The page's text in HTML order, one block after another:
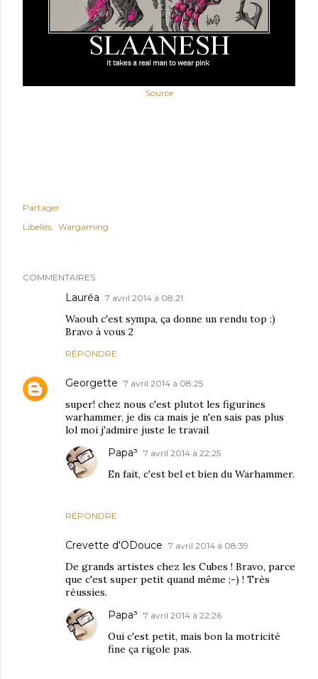
Source
Partager
Libellés : Wargaming
COMMENTAIRES
Lauréa 7 avril 2014 à 08:21
Waouh c'est sympa, ça donne un rendu top :)
Bravo à vous 2
RÉPONDRE
Georgette 7 avril 2014 à 08:25
super! chez nous c'est plutot les figurines
warhammer, je dis ca mais je n'en sais pas plus
lol moi j'admire juste le travail
RÉPONDRE
Papa³ 7 avril 2014 à 22:25
En fait, c'est bel et bien du Warhammer.
Crevette d'ODouce 7 avril 2014 à 08:39
De grands artistes chez les Cubes ! Bravo, parce
que c'est super petit quand même ;-) ! Très
réussies.
Papa³ 7 avril 2014 à 22:26
Oui c'est petit, mais bon la motricité
fine ça rigole pas.